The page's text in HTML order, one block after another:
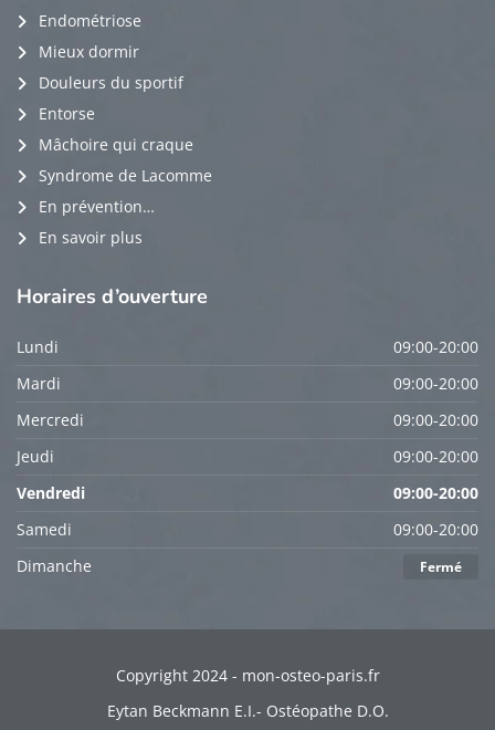
Endométriose
Mieux dormir
Douleurs du sportif
Entorse
Mâchoire qui craque
Syndrome de Lacomme
En prévention…
En savoir plus
Horaires d’ouverture
Lundi
09:00-20:00
Mardi
09:00-20:00
Mercredi
09:00-20:00
Jeudi
09:00-20:00
Vendredi
09:00-20:00
Samedi
09:00-20:00
Dimanche
Fermé
Copyright 2024 - mon-osteo-paris.fr
Eytan Beckmann E.I.- Ostéopathe D.O.